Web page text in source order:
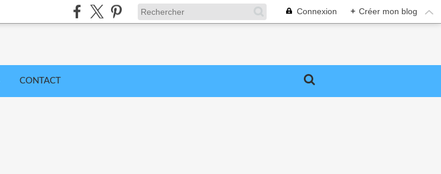
Connexion + Créer mon blog
CONTACT